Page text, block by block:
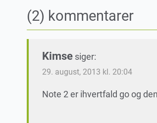
(2) kommentarer
Kimse siger:
29. august, 2013 kl. 20:04
Note 2 er ihvertfald go og